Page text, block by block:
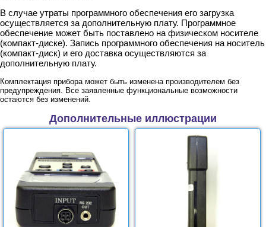
В случае утраты программного обеспечения его загрузка
осуществляется за дополнительную плату. Программное
обеспечение может быть поставлено на физическом носителе
(компакт-диске). Запись программного обеспечения на носитель
(компакт-диск) и его доставка осуществляются за
дополнительную плату.
Комплектация прибора может быть изменена производителем без
предупреждения. Все заявленные функциональные возможности
остаются без изменений.
Дополнительные иллюстрации